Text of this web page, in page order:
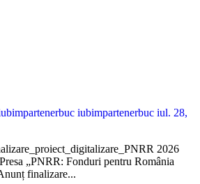
iubimpartenerbuc iul. 28,
„PNRR: Fonduri pentru România
finalizare...